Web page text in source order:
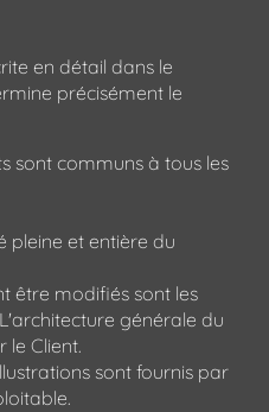
en détail dans le
précisément le
sont communs à tous les
pleine et entière du
être modifiés sont les
générale du
le Client.
sont fournis par